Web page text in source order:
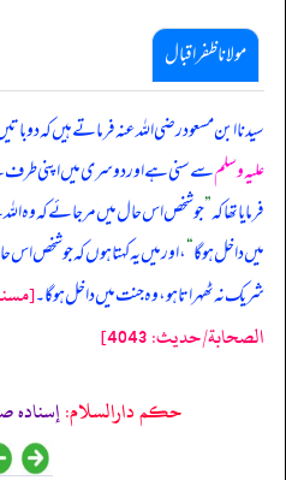
مولانا ظفر اقبال
سیدنا ابن مسعود رضی اللہ عنہ فرماتے ہیں کہ دو
علیہ وسلمسے سنی ہے اور دوسری میں اپنی طرف
فرمایا تھا کہ”جو شخص اس حال میں مر جائے کہ وہ
میں داخل ہو گا“، اور میں یہ کہتا ہوں کہ جو شخص
شریک نہ ٹھہراتا ہو، وہ جنت میں داخل ہو گا۔
الصحابة/حدیث: 4043]
حکم دارالسلام:إسناده